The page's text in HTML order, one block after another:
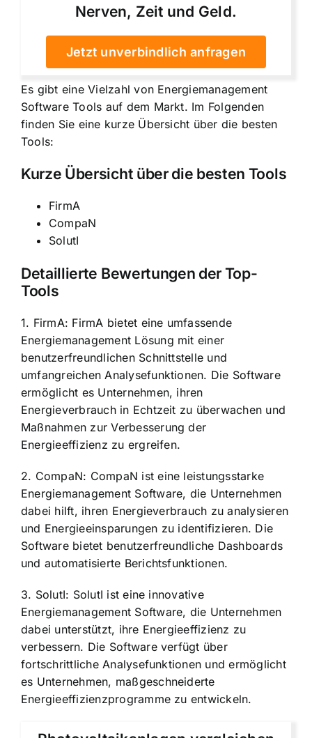
Nerven, Zeit und Geld.
Jetzt unverbindlich anfragen
Es gibt eine Vielzahl von Energiemanagement
Software Tools auf dem Markt. Im Folgenden
finden Sie eine kurze Übersicht über die besten
Tools:
Kurze Übersicht über die besten Tools
FirmA
CompaN
SolutI
Detaillierte Bewertungen der Top-
Tools
1. FirmA: FirmA bietet eine umfassende
Energiemanagement Lösung mit einer
benutzerfreundlichen Schnittstelle und
umfangreichen Analysefunktionen. Die Software
ermöglicht es Unternehmen, ihren
Energieverbrauch in Echtzeit zu überwachen und
Maßnahmen zur Verbesserung der
Energieeffizienz zu ergreifen.
2. CompaN: CompaN ist eine leistungsstarke
Energiemanagement Software, die Unternehmen
dabei hilft, ihren Energieverbrauch zu analysieren
und Energieeinsparungen zu identifizieren. Die
Software bietet benutzerfreundliche Dashboards
und automatisierte Berichtsfunktionen.
3. SolutI: SolutI ist eine innovative
Energiemanagement Software, die Unternehmen
dabei unterstützt, ihre Energieeffizienz zu
verbessern. Die Software verfügt über
fortschrittliche Analysefunktionen und ermöglicht
es Unternehmen, maßgeschneiderte
Energieeffizienzprogramme zu entwickeln.